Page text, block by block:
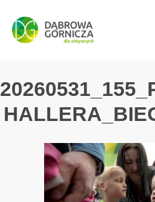
PRZEJDŹ DO MENU
PRZEJDŹ DO
PRZEJDŹ DO TREŚCI